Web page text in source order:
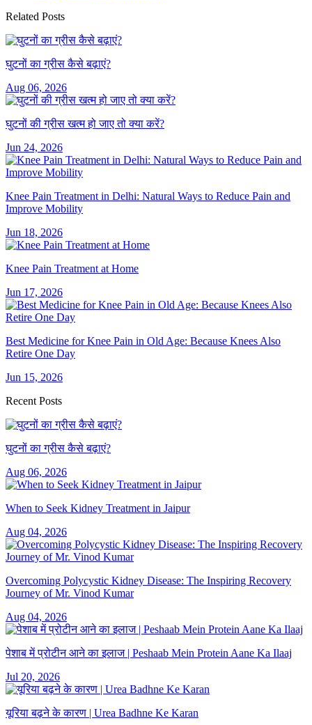
Related Posts
घुटनों का ग्रीस कैसे बढ़ाएं?
Aug 06, 2026
घुटनों की ग्रीस खत्म हो जाए तो क्या करें?
Jun 24, 2026
Knee Pain Treatment in Delhi: Natural Ways to Reduce Pain and
Improve Mobility
Jun 18, 2026
Knee Pain Treatment at Home
Jun 17, 2026
Best Medicine for Knee Pain in Old Age: Because Knees Also
Retire One Day
Jun 15, 2026
Recent Posts
घुटनों का ग्रीस कैसे बढ़ाएं?
Aug 06, 2026
When to Seek Kidney Treatment in Jaipur
Aug 04, 2026
Overcoming Polycystic Kidney Disease: The Inspiring Recovery
Journey of Mr. Vinod Kumar
Aug 04, 2026
पेशाब में प्रोटीन आने का इलाज | Peshaab Mein Protein Aane Ka Ilaaj
Jul 20, 2026
यूरिया बढ़ने के कारण | Urea Badhne Ke Karan